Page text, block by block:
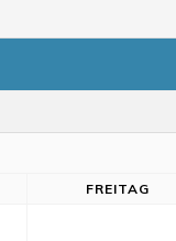
FREITAG